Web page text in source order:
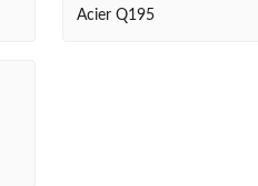
Acier Q195